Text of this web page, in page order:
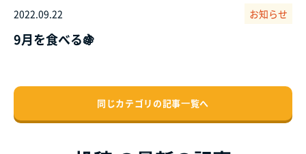
2022.09.22 お知らせ
9月を食べる🍇
同じカテゴリの記事⼀覧へ